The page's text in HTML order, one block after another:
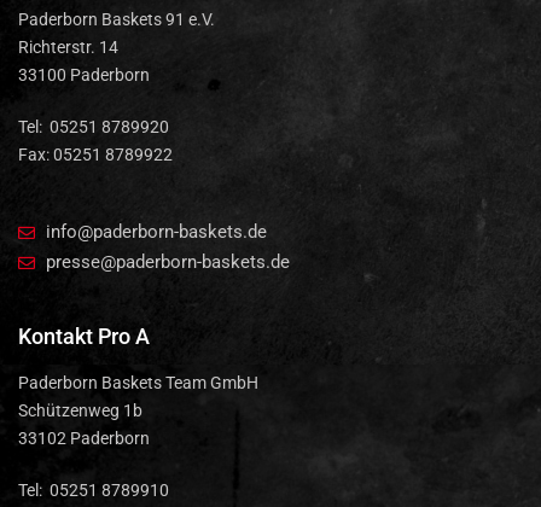
Paderborn Baskets 91 e.V.
Richterstr. 14
33100 Paderborn
Tel: 05251 8789920
Fax: 05251 8789922
info@paderborn-baskets.de
presse@paderborn-baskets.de
Kontakt Pro A
Paderborn Baskets Team GmbH
Schützenweg 1b
33102 Paderborn
Tel: 05251 8789910